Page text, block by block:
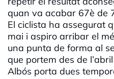
quan va acabar 67è de
El ciclista ha assegurat
mai i aspiro arribar el
una punta de forma al
que portem des de
Albós porta dues